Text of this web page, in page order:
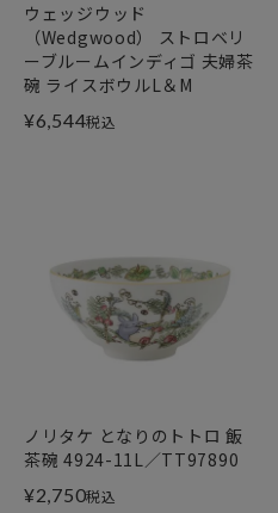
ウェッジウッド
（Wedgwood） ストロベリ
ーブルームインディゴ 夫婦茶
碗 ライスボウルL＆M
¥6,544税込
ノリタケ となりのトトロ 飯
茶碗 4924-11L／TT97890
¥2,750税込